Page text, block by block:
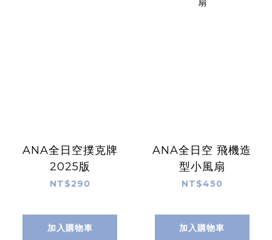
ANA全日空撲克牌
2025版
NT$290
加入購物車
ANA全日空 飛機造
型小風扇
NT$450
加入購物車